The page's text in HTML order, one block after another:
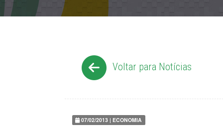
Voltar para Notícias
07/02/2013 | ECONOMIA